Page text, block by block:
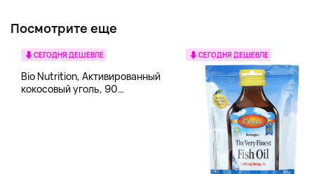
Посмотрите еще
СЕГОДНЯ ДЕШЕВЛЕ
Bio Nutrition, Активированный
кокосовый уголь, 90
СЕГОДНЯ ДЕШЕВЛЕ